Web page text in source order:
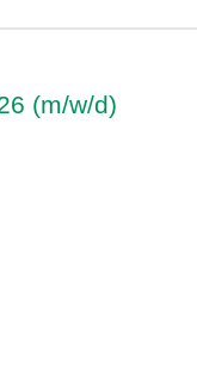
(m/w/d)